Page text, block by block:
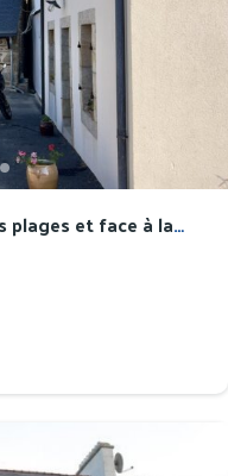
plages et face à la